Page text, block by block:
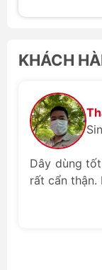
KHÁCH
Dây dùng
rất cẩn thận.